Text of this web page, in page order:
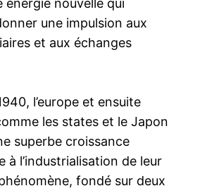
énergie nouvelle qui
une impulsion aux
et aux échanges
l’europe et ensuite
les states et le Japon
superbe croissance
à l’industrialisation de leur
fondé sur deux